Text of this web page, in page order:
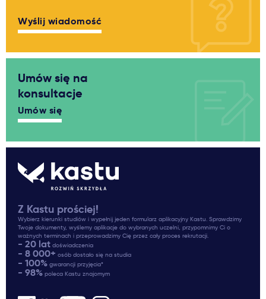
Wyślij wiadomość
Umów się na
konsultacje
Umów się
Z Kastu prościej!
Wybierz kierunki studiów i wypełnij jeden formularz aplikacyjny Kastu. Sprawdzimy
Twoje dokumenty, wyślemy aplikacje do wybranych uczelni, przypomnimy Ci o
ważnych terminach i przeprowadzimy Cię przez cały proces rekrutacji.
- 20 lat doświadczenia
- 8 000+ osób dostało się na studia
- 100% gwarancji przyjęcia*
- 98% poleca Kastu znajomym